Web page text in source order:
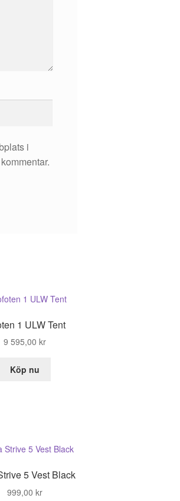
i
1 ULW Tent
9 595,00 kr
Köp nu
5 Vest Black
999,00 kr